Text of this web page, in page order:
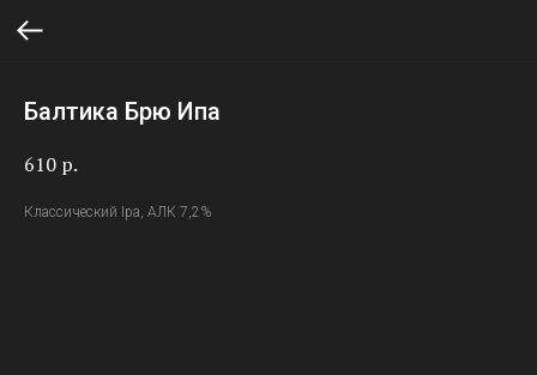
Балтика Брю Ипа
610 р.
Классический Ipa, АЛК 7,2%